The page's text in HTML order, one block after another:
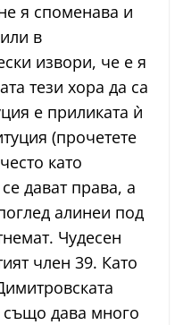
я споменава и
в
извори, че е я
тези хора да са
е приликата ѝ
(прочетете
като
дават права, а
алинеи под
Чудесен
член 39. Като
също дава много